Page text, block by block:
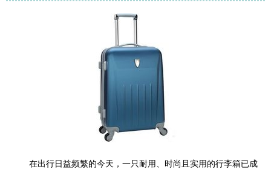
在出行日益频繁的今天，一只耐用、时尚且实用的行李箱已成